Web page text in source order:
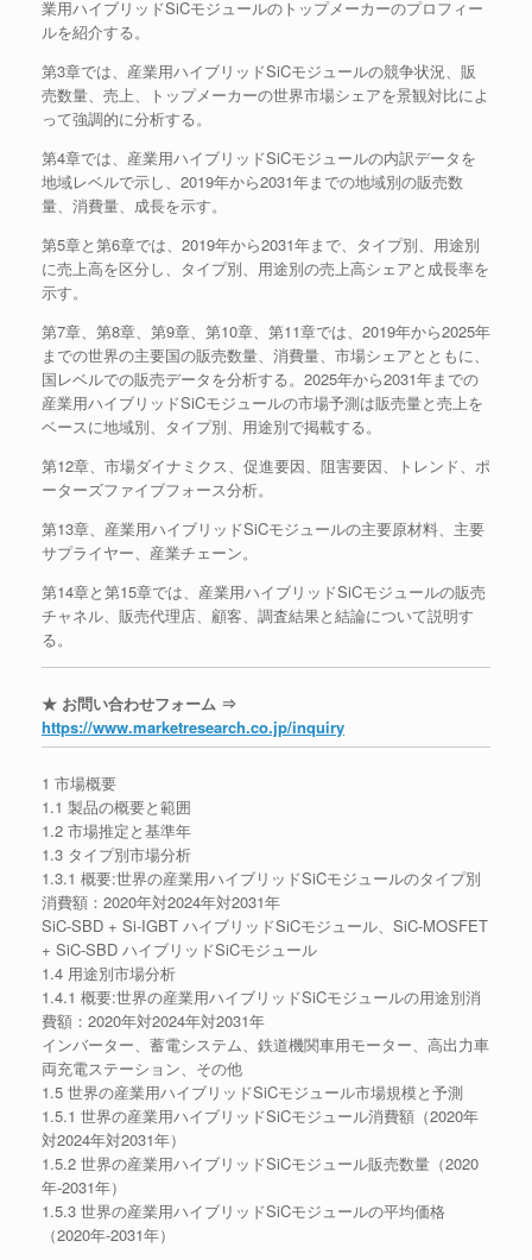
業用ハイブリッドSiCモジュールのトップメーカーのプロフィー
ルを紹介する。
第3章では、産業用ハイブリッドSiCモジュールの競争状況、販
売数量、売上、トップメーカーの世界市場シェアを景観対比によ
って強調的に分析する。
第4章では、産業用ハイブリッドSiCモジュールの内訳データを
地域レベルで示し、2019年から2031年までの地域別の販売数
量、消費量、成長を示す。
第5章と第6章では、2019年から2031年まで、タイプ別、用途別
に売上高を区分し、タイプ別、用途別の売上高シェアと成長率を
示す。
第7章、第8章、第9章、第10章、第11章では、2019年から2025年
までの世界の主要国の販売数量、消費量、市場シェアとともに、
国レベルでの販売データを分析する。2025年から2031年までの
産業用ハイブリッドSiCモジュールの市場予測は販売量と売上を
ベースに地域別、タイプ別、用途別で掲載する。
第12章、市場ダイナミクス、促進要因、阻害要因、トレンド、ポ
ーターズファイブフォース分析。
第13章、産業用ハイブリッドSiCモジュールの主要原材料、主要
サプライヤー、産業チェーン。
第14章と第15章では、産業用ハイブリッドSiCモジュールの販売
チャネル、販売代理店、顧客、調査結果と結論について説明す
る。
★ お問い合わせフォーム ⇒
https://www.marketresearch.co.jp/inquiry
1 市場概要
1.1 製品の概要と範囲
1.2 市場推定と基準年
1.3 タイプ別市場分析
1.3.1 概要:世界の産業用ハイブリッドSiCモジュールのタイプ別
消費額：2020年対2024年対2031年
SiC-SBD + Si-IGBT ハイブリッドSiCモジュール、SiC-MOSFET
+ SiC-SBD ハイブリッドSiCモジュール
1.4 用途別市場分析
1.4.1 概要:世界の産業用ハイブリッドSiCモジュールの用途別消
費額：2020年対2024年対2031年
インバーター、蓄電システム、鉄道機関車用モーター、高出力車
両充電ステーション、その他
1.5 世界の産業用ハイブリッドSiCモジュール市場規模と予測
1.5.1 世界の産業用ハイブリッドSiCモジュール消費額（2020年
対2024年対2031年）
1.5.2 世界の産業用ハイブリッドSiCモジュール販売数量（2020
年-2031年）
1.5.3 世界の産業用ハイブリッドSiCモジュールの平均価格
（2020年-2031年）